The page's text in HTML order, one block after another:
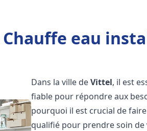
Chauffe eau
Dans la ville deVittel, il est
fiable pour répondre aux
pourquoi il est crucial de
qualifié pour prendre soin